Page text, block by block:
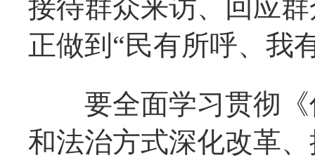
接待群众来访、回应
正做到“民有所呼、我
要全面学习贯彻《
和法治方式深化改革